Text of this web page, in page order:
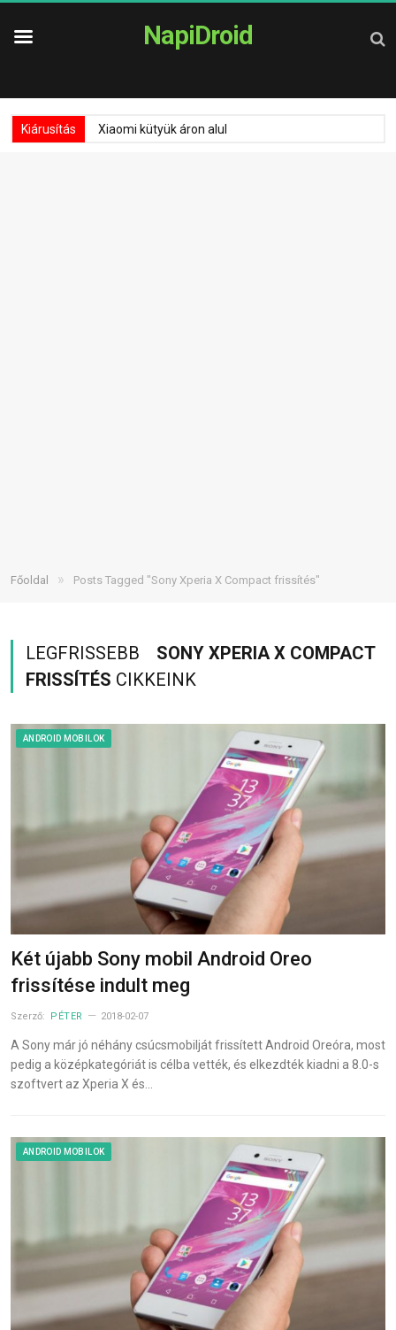
NapiDroid
Kiárusítás Xiaomi kütyük áron alul
Főoldal » Posts Tagged "Sony Xperia X Compact frissítés"
LEGFRISSEBB
SONY XPERIA X COMPACT
FRISSÍTÉS CIKKEINK
ANDROID MOBILOK
Két újabb Sony mobil Android Oreo
frissítése indult meg
Szerző: PÉTER 2018-02-07
A Sony már jó néhány csúcsmobilját frissített Android Oreóra, most
pedig a középkategóriát is célba vették, és elkezdték kiadni a 8.0-s
szoftvert az Xperia X és…
ANDROID MOBILOK